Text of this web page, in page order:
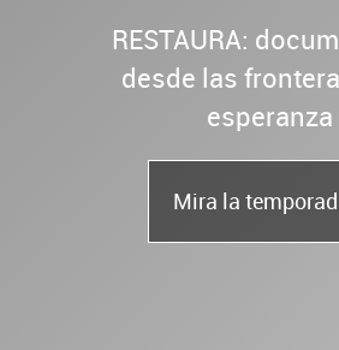
RESTAURA:
desde las
esperanza
Mira la